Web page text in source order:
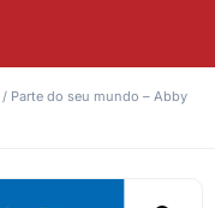
/ Parte do seu mundo – Abby